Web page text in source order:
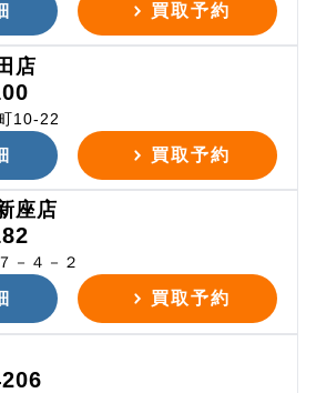
買取予約
店
10-22
買取予約
座店
－４－２
買取予約